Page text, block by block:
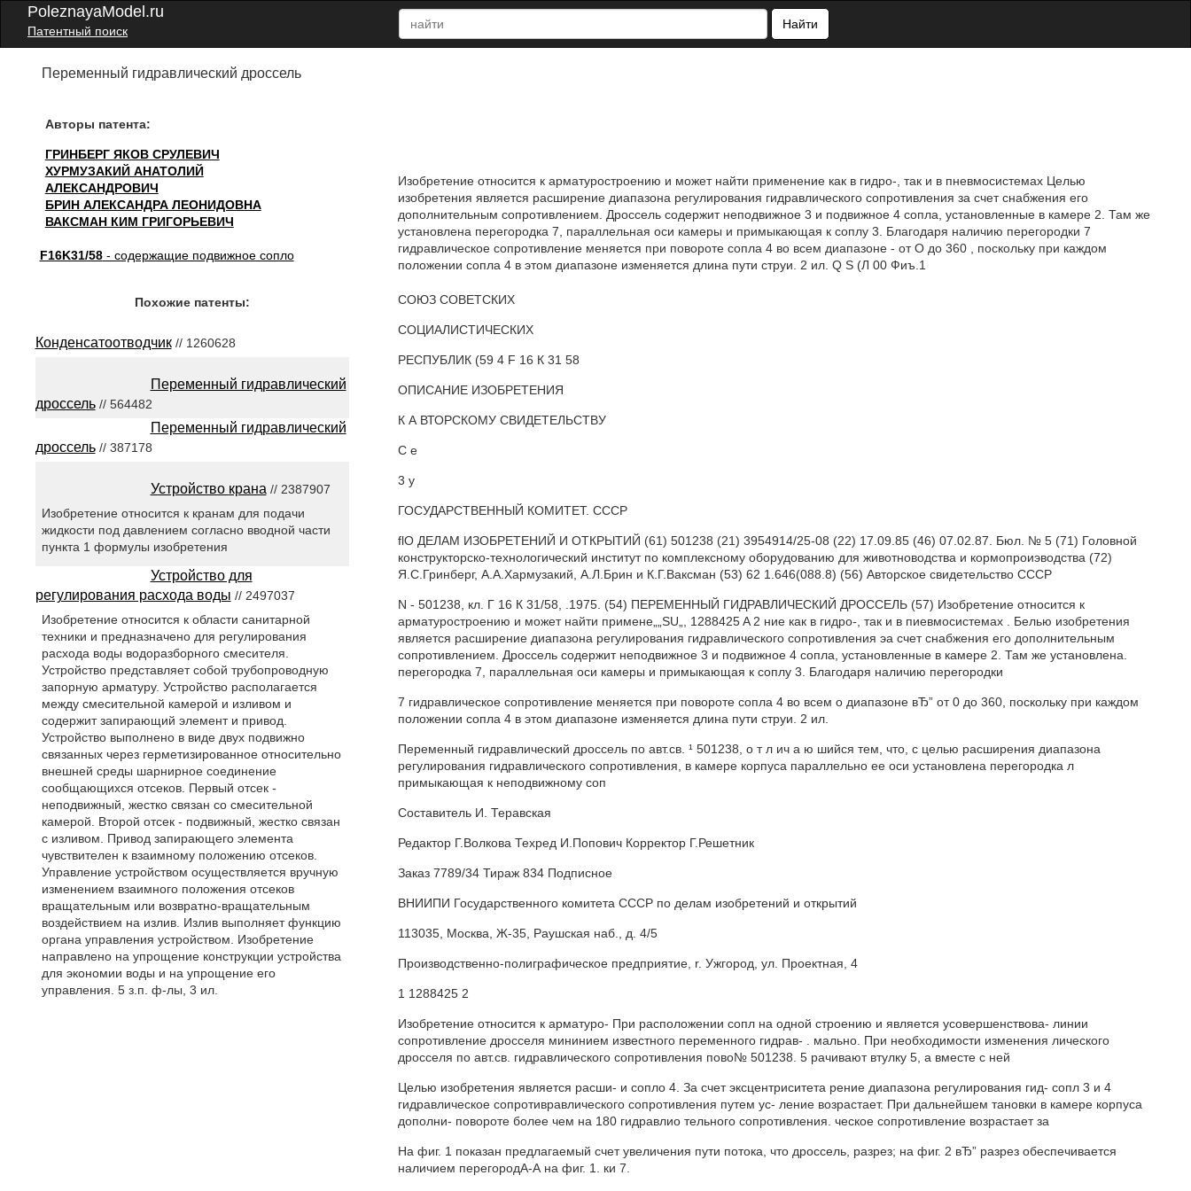
PoleznayaModel.ru
Патентный поиск
Найти
Переменный гидравлический дроссель
Авторы патента:
ГРИНБЕРГ ЯКОВ СРУЛЕВИЧ
ХУРМУЗАКИЙ АНАТОЛИЙ
АЛЕКСАНДРОВИЧ
БРИН АЛЕКСАНДРА ЛЕОНИДОВНА
ВАКСМАН КИМ ГРИГОРЬЕВИЧ
F16K31/58- содержащие подвижное сопло
Изобретение относится к арматуростроению и может найти применение как в гидро-, так и в пневмосистемах Целью
изобретения является расширение диапазона регулирования гидравлического сопротивления за счет снабжения его
дополнительным сопротивлением. Дроссель содержит неподвижное 3 и подвижное 4 сопла, установленные в камере 2. Там же
установлена перегородка 7, параллельная оси камеры и примыкающая к соплу 3. Благодаря наличию перегородки 7
гидравлическое сопротивление меняется при повороте сопла 4 во всем диапазоне - от О до 360 , поскольку при каждом
положении сопла 4 в этом диапазоне изменяется длина пути струи. 2 ил. Q S (Л 00 Фиъ.1
СОЮЗ СОВЕТСКИХ
СОЦИАЛИСТИЧЕСКИХ
РЕСПУБЛИК (59 4 F 16 К 31 58
ОПИСАНИЕ ИЗОБРЕТЕНИЯ
К А ВТОРСКОМУ СВИДЕТЕЛЬСТВУ
C е
3 у
ГОСУДАРСТВЕННЫЙ КОМИТЕТ. СССР
flO ДЕЛАМ ИЗОБРЕТЕНИЙ И ОТКРЫТИЙ (61) 501238 (21) 3954914/25-08 (22) 17.09.85 (46) 07.02.87. Бюл. № 5 (71) Головной
конструкторско-технологический институт по комплексному оборудованию для животноводства и кормопроиэводства (72)
Я.С.Гринберг, А.А.Хармузакий, А.Л.Брин и К.Г.Ваксман (53) 62 1.646(088.8) (56) Авторское свидетельство СССР
N - 501238, кл. Г 16 К 31/58, .1975. (54) ПЕРЕМЕННЫЙ ГИДРАВЛИЧЕСКИЙ ДРОССЕЛЬ (57) Изобретение относится к
арматуростроению и может найти примене„„SU„, 1288425 A 2 ние как в гидро-, так и в пиевмосистемах . Белью изобретения
является расширение диапазона регулирования гидравлического сопротивления эа счет снабжения его дополнительным
сопротивлением. Дроссель содержит неподвижное 3 и подвижное 4 сопла, установленные в камере 2. Там же установлена.
перегородка 7, параллельная оси камеры и примыкающая к соплу 3. Благодаря наличию перегородки
7 гидравлическое сопротивление меняется при повороте сопла 4 во всем о диапазоне вЂ” от 0 до 360, поскольку при каждом
положении сопла 4 в этом диапазоне изменяется длина пути струи. 2 ил.
Переменный гидравлический дроссель по авт.св. ¹ 501238, о т л ич а ю шийся тем, что, с целью расширения диапазона
регулирования гидравлического сопротивления, в камере корпуса параллельно ее оси установлена перегородка л
примыкающая к неподвижному соп
Составитель И. Теравская
Редактор Г.Волкова Техред И.Попович Корректор Г.Решетник
Заказ 7789/34 Тираж 834 Подписное
ВНИИПИ Государственного комитета СССР по делам изобретений и открытий
113035, Москва, Ж-35, Раушская наб., д. 4/5
Производственно-полиграфическое предприятие, r. Ужгород, ул. Проектная, 4
1 1288425 2
Изобретение относится к арматуро- При расположении сопл на одной строению и является усовершенствова- линии
сопротивление дросселя мининием известного переменного гидрав- . мально. При необходимости изменения лического
дросселя по авт.св. гидравлического сопротивления пово№ 501238. 5 рачивают втулку 5, а вместе с ней
Целью изобретения является расши- и сопло 4. За счет эксцентриситета рение диапазона регулирования гид- сопл 3 и 4
гидравлическое сопротивравлического сопротивления путем ус- ление возрастает. При дальнейшем тановки в камере корпуса
дополни- повороте более чем на 180 гидравлио тельного сопротивления. ческое сопротивление возрастает за
На фиг. 1 показан предлагаемый счет увеличения пути потока, что дроссель, разрез; на фиг. 2 вЂ” разрез обеспечивается
наличием перегородА-А на фиг. 1. ки 7.
Похожие патенты:
Конденсатоотводчик// 1260628
Переменный гидравлический
дроссель// 564482
Переменный гидравлический
дроссель// 387178
Устройство крана // 2387907
Изобретение относится к кранам для подачи
жидкости под давлением согласно вводной части
пункта 1 формулы изобретения
Устройство для
регулирования расхода воды // 2497037
Изобретение относится к области санитарной
техники и предназначено для регулирования
расхода воды водоразборного смесителя.
Устройство представляет собой трубопроводную
запорную арматуру. Устройство располагается
между смесительной камерой и изливом и
содержит запирающий элемент и привод.
Устройство выполнено в виде двух подвижно
связанных через герметизированное относительно
внешней среды шарнирное соединение
сообщающихся отсеков. Первый отсек -
неподвижный, жестко связан со смесительной
камерой. Второй отсек - подвижный, жестко связан
с изливом. Привод запирающего элемента
чувствителен к взаимному положению отсеков.
Управление устройством осуществляется вручную
изменением взаимного положения отсеков
вращательным или возвратно-вращательным
воздействием на излив. Излив выполняет функцию
органа управления устройством. Изобретение
направлено на упрощение конструкции устройства
для экономии воды и на упрощение его
управления. 5 з.п. ф-лы, 3 ил.